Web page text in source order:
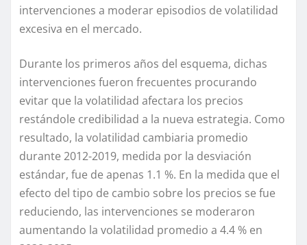
intervenciones a moderar episodios de volatilidad
excesiva en el mercado.
Durante los primeros años del esquema, dichas
intervenciones fueron frecuentes procurando
evitar que la volatilidad afectara los precios
restándole credibilidad a la nueva estrategia. Como
resultado, la volatilidad cambiaria promedio
durante 2012-2019, medida por la desviación
estándar, fue de apenas 1.1 %. En la medida que el
efecto del tipo de cambio sobre los precios se fue
reduciendo, las intervenciones se moderaron
aumentando la volatilidad promedio a 4.4% en